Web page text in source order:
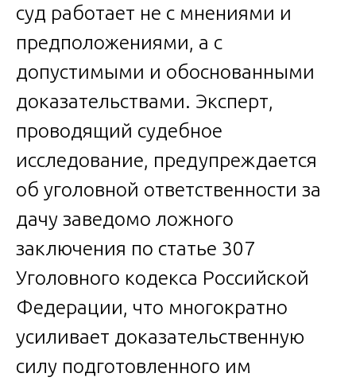
суд работает не с мнениями и
предположениями, а с
допустимыми и обоснованными
доказательствами. Эксперт,
проводящий судебное
исследование, предупреждается
об уголовной ответственности за
дачу заведомо ложного
заключения по статье 307
Уголовного кодекса Российской
Федерации, что многократно
усиливает доказательственную
силу подготовленного им